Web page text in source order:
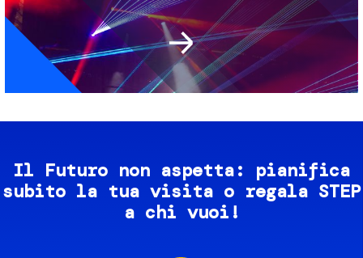
Il Futuro non aspetta: pianifica
subito la tua visita o regala STEP
a chi vuoi!